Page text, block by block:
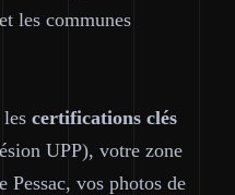
les communes
certifications clés
UPP), votre zone
Pessac, vos photos de